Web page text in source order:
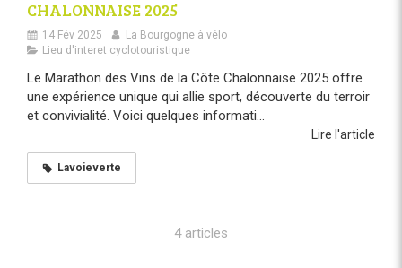
CHALONNAISE 2025
14 Fév 2025
La Bourgogne à vélo
Lieu d'interet cyclotouristique
Le Marathon des Vins de la Côte Chalonnaise 2025 offre
une expérience unique qui allie sport, découverte du terroir
et convivialité. Voici quelques informati...
Lire l'article
Lavoieverte
4 articles